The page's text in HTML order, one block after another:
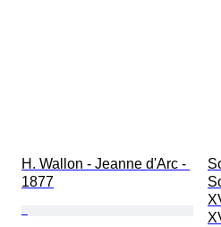
H. Wallon - Jeanne d'Arc -
1877